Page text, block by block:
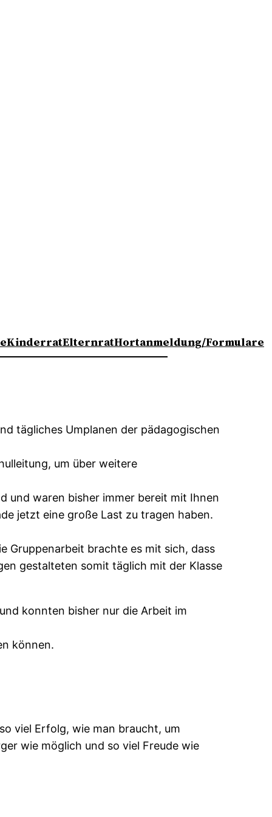
KinderratElternratHortanmeldung/Formulare
tägliches Umplanen der pädagogischen
um über weitere
und waren bisher immer bereit mit Ihnen
jetzt eine große Last zu tragen haben.
Gruppenarbeit brachte es mit sich, dass
gestalteten somit täglich mit der Klasse
konnten bisher nur die Arbeit im
können.
viel Erfolg, wie man braucht, um
wie möglich und so viel Freude wie